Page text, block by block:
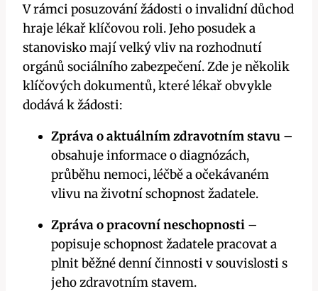
V rámci posuzování žádosti o invalidní důchod
hraje lékař klíčovou roli. Jeho posudek a
stanovisko mají velký vliv na rozhodnutí
orgánů sociálního zabezpečení. Zde je několik
klíčových dokumentů, které lékař obvykle
dodává k žádosti:
Zpráva o aktuálním zdravotním stavu –
obsahuje informace o diagnózách,
průběhu nemoci, léčbě a očekávaném
vlivu na životní schopnost žadatele.
Zpráva o pracovní neschopnosti –
popisuje schopnost žadatele pracovat a
plnit běžné denní činnosti v souvislosti s
jeho zdravotním stavem.